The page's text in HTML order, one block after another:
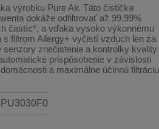
výrobku Pure Air. Táto čistička
dokáže odfiltrovať až 99,99%
častíc*, a vďaka vysoko výkonnému
filtrom Allergy+ vyčistí vzduch len za
senzory znečistenia a kontrolky kvality
prispôsobenie v závislosti
a maximálne účinnú filtráciu